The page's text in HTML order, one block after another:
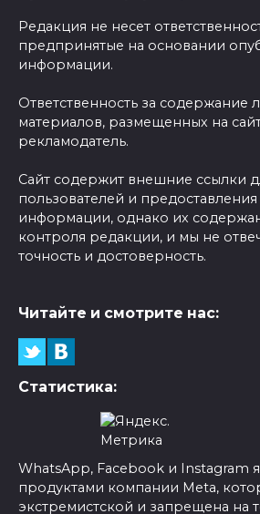
Редакция не несет
предпринятые на основании
информации.
Ответственность за содержание
материалов, размещенных на
рекламодатель.
Сайт содержит внешние ссылки
пользователей и
информации, однако их
контроля редакции, и мы не
точность и достоверность.
Читайте и смотрите нас:
Статистика:
WhatsApp, Facebook и Instagram
продуктами компании Meta,
экстремистской и запрещена на